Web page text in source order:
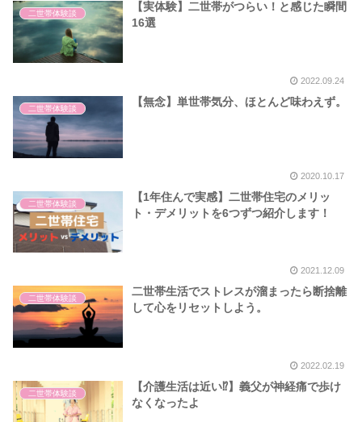
二世帯体験談
【実体験】二世帯がつらい！と感じた瞬間
16選
2022.09.24
二世帯体験談
【無念】単世帯気分、ほとんど味わえず。
2020.10.17
二世帯体験談
【1年住んで実感】二世帯住宅のメリッ
ト・デメリットを6つずつ紹介します！
2021.12.09
二世帯体験談
二世帯生活でストレスが溜まったら断捨離
して心をリセットしよう。
2022.02.19
二世帯体験談
【介護生活は近い⁉】義父が神経痛で歩け
なくなったよ